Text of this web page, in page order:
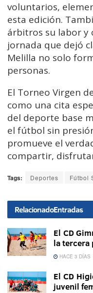
voluntarios,
esta edición.
árbitros su labor y
jornada que dejó
Melilla no solo
personas.
El Torneo Virgen
como una cita
del deporte base
el fútbol sin
promueve el
compartir,
Tags: Deportes Fútbol
RelacionadoEntradas
El CD
la tercera
HACE 3 DÍAS
El CD
juvenil